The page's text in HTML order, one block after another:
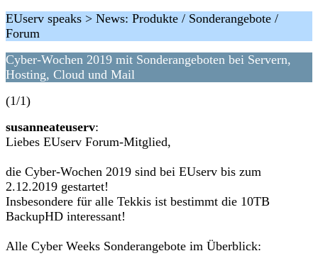
EUserv speaks > News: Produkte / Sonderangebote /
Forum
Cyber-Wochen 2019 mit Sonderangeboten bei Servern,
Hosting, Cloud und Mail
(1/1)
susanneateuserv:
Liebes EUserv Forum-Mitglied,
die Cyber-Wochen 2019 sind bei EUserv bis zum
2.12.2019 gestartet!
Insbesondere für alle Tekkis ist bestimmt die 10TB
BackupHD interessant!
Alle Cyber Weeks Sonderangebote im Überblick: